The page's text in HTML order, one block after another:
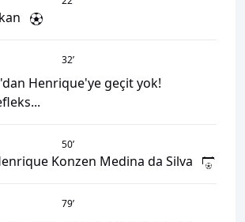
32’
Henrique'ye geçit yok!
50’
Konzen Medina da Silva
79’